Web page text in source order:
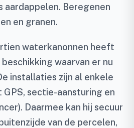
aardappelen. Beregenen
en granen.
waterkanonnen heeft
waarvan er nu
installaties zijn al enkele
sectie-aansturing en
Daarmee kan hij secuur
van de percelen,